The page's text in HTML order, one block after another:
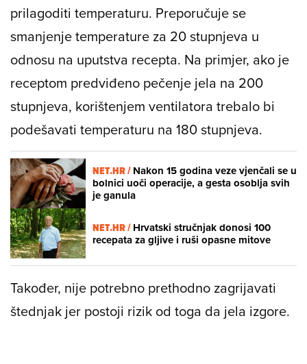
prilagoditi temperaturu. Preporučuje se
smanjenje temperature za 20 stupnjeva u
odnosu na uputstva recepta. Na primjer, ako je
receptom predviđeno pečenje jela na 200
stupnjeva, korištenjem ventilatora trebalo bi
podešavati temperaturu na 180 stupnjeva.
NET.HR /Nakon 15 godina veze vjenčali se u
bolnici uoči operacije, a gesta osoblja svih
je ganula
NET.HR /Hrvatski stručnjak donosi 100
recepata za gljive i ruši opasne mitove
Također, nije potrebno prethodno zagrijavati
štednjak jer postoji rizik od toga da jela izgore.